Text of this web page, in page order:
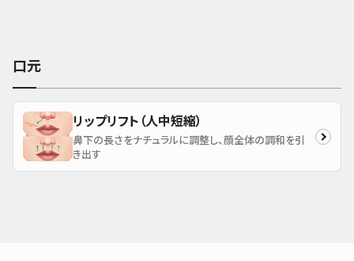
口元
リップリフト（人中短縮）
鼻下の長さをナチュラルに調整し、顔全体の調和を引
き出す